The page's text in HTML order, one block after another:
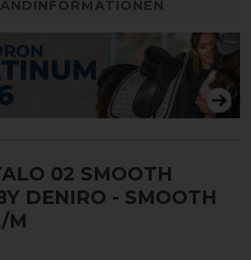
02 SMOOTH
DENIRO - SMOOTH
M